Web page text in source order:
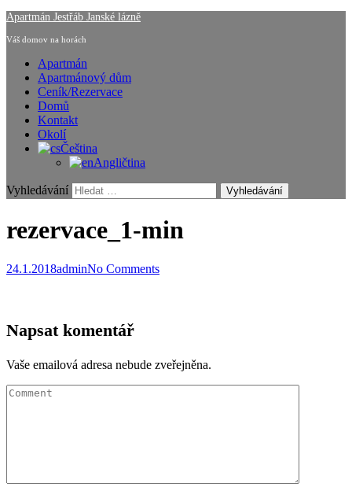
Apartmán Jestřáb Janské lázně
Váš domov na horách
Apartmán
Apartmánový dům
Ceník/Rezervace
Domů
Kontakt
Okolí
Čeština
Angličtina
Vyhledávání
rezervace_1-min
24.1.2018adminNo Comments
Napsat komentář
Vaše emailová adresa nebude zveřejněna.